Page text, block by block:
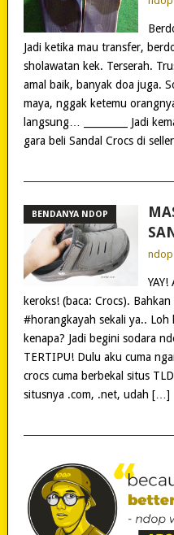
Jadi ketika mau transfer,
sholawatan kek. Terserah.
amal baik, banyak doa juga.
maya, nggak ketemu
langsung… _________ Jadi
gara beli Sandal Crocs di
BENDANYA NDOP
ndop
keroks! (baca: Crocs).
#horangkayah sekali ya.. Loh
kenapa? Jadi begini sodara
TERTIPU! Dulu aku cuma
crocs cuma berbekal situs
situsnya .com, .net, udah […]